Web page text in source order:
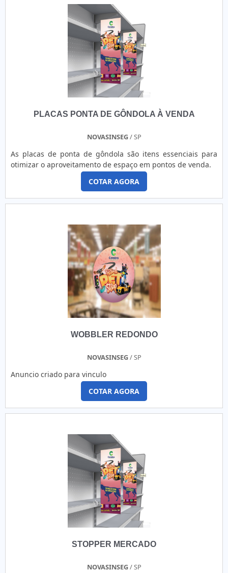
PLACAS PONTA DE GÔNDOLA À VENDA
NOVASINSEG/ SP
As placas de ponta de gôndola são itens essenciais para
otimizar o aproveitamento de espaço em pontos de venda.
COTAR AGORA
WOBBLER REDONDO
NOVASINSEG/ SP
Anuncio criado para vinculo
COTAR AGORA
STOPPER MERCADO
NOVASINSEG/ SP